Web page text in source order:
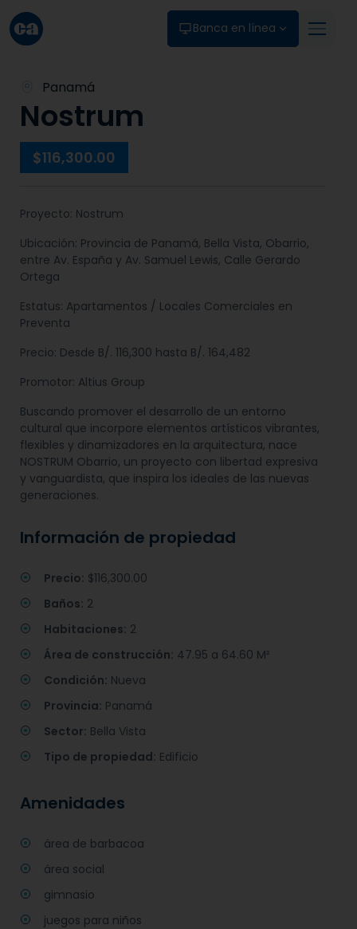
Banca en línea
1
Panamá
Nostrum
$116,300.00
Proyecto: Nostrum
Ubicación: Provincia de Panamá, Bella Vista, Obarrio,
entre Av. España y Av. Samuel Lewis, Calle Gerardo
Ortega
Estatus: Apartamentos / Locales Comerciales en
Preventa
Precio: Desde B/. 116,300 hasta B/. 164,482
Promotor: Altius Group
Buscando promover el desarrollo de un entorno
cultural que incorpore elementos artísticos vibrantes,
flexibles y dinamizadores en la arquitectura, nace
NOSTRUM Obarrio, un proyecto con libertad expresiva
y vanguardista, que inspira los ideales de las nuevas
generaciones.
Información de propiedad
Precio: $116,300.00
Baños: 2
Habitaciones: 2
Área de construcción: 47.95 a 64.60 M²
Condición: Nueva
Provincia: Panamá
Sector: Bella Vista
Tipo de propiedad: Edificio
Amenidades
área de barbacoa
área social
gimnasio
juegos para niños